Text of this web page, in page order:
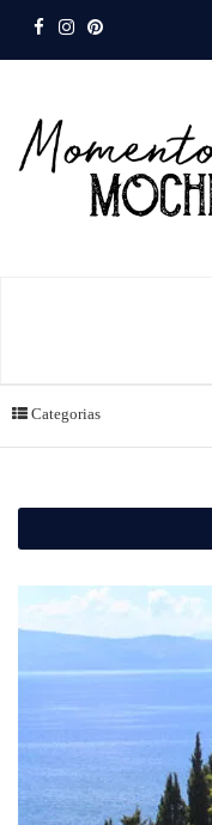
Categorias